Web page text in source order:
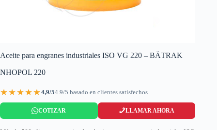
Aceite para engranes industriales ISO VG 220 – BÄTRAK
NHOPOL 220
★★★★★4,9/54.9/5 basado en clientes satisfechos
COTIZAR LLAMAR AHORA